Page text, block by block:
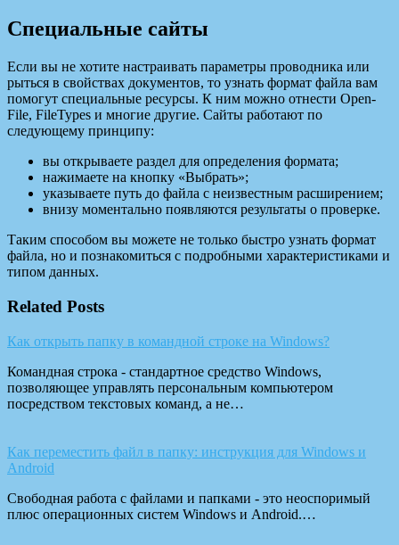
Специальные сайты
Если вы не хотите настраивать параметры проводника или
рыться в свойствах документов, то узнать формат файла вам
помогут специальные ресурсы. К ним можно отнести Open-
File, FileTypes и многие другие. Сайты работают по
следующему принципу:
вы открываете раздел для определения формата;
нажимаете на кнопку «Выбрать»;
указываете путь до файла с неизвестным расширением;
внизу моментально появляются результаты о проверке.
Таким способом вы можете не только быстро узнать формат
файла, но и познакомиться с подробными характеристиками и
типом данных.
Related Posts
Как открыть папку в командной строке на Windows?
Командная строка - стандартное средство Windows,
позволяющее управлять персональным компьютером
посредством текстовых команд, а не…
Как переместить файл в папку: инструкция для Windows и
Android
Свободная работа с файлами и папками - это неоспоримый
плюс операционных систем Windows и Android.…